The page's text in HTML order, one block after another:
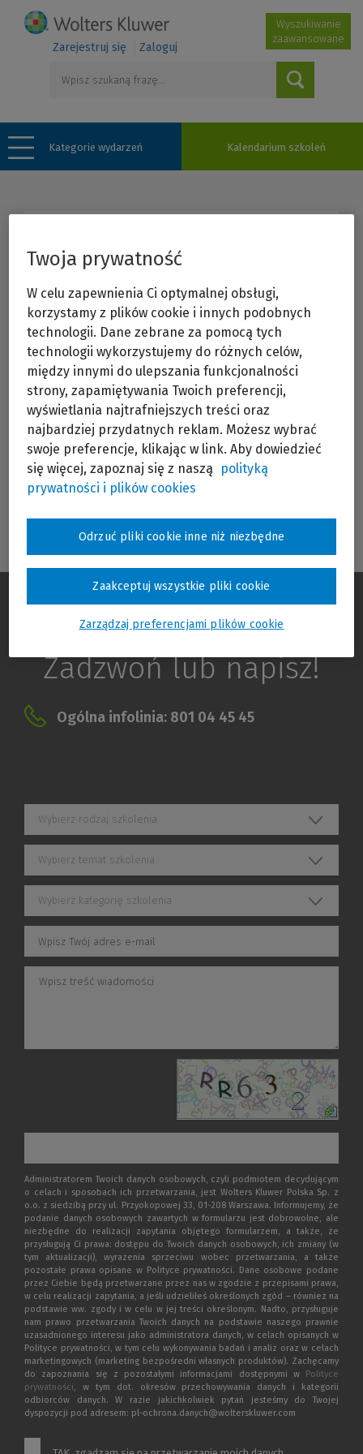
Zarejestruj się Zaloguj
Wyszukiwanie
zaawansowane
Kategorie wydarzeń Kalendarium szkoleń
Strona dostępna tylko
dla zalogowanych
użytkowników.
Jeśli jeszcze nie masz swojego konta w
serwisie, możesz zarejestrować siętutaj
Przypomnij hasło
Masz pytania?
Zadzwoń lub napisz!
Ogólna infolinia: 801 04 45 45
Wybierz rodzaj szkolenia
Wybierz temat szkolenia
Wybierz kategorię szkolenia
Administratorem Twoich danych osobowych, czyli podmiotem decydującym
o celach i sposobach ich przetwarzania, jest Wolters Kluwer Polska Sp. z
o.o. z siedzibą przy ul. Przyokopowej 33, 01-208 Warszawa. Informujemy, że
podanie danych osobowych zawartych w formularzu jest dobrowolne, ale
niezbędne do realizacji zapytania objętego formularzem, a także, że
przysługują Ci prawa: dostępu do Twoich danych osobowych, ich zmiany (w
tym aktualizacji), wyrażenia sprzeciwu wobec przetwarzania, a także
pozostałe prawa opisane w Polityce prywatności. Dane osobowe podane
przez Ciebie będą przetwarzane przez nas w zgodzie z przepisami prawa,
w celu realizacji zapytania, a jeśli udzieliłeś określonych zgód – również na
podstawie ww. zgody i w celu w jej treści określonym. Nadto, przysługuje
nam prawo przetwarzania Twoich danych na podstawie naszego prawnie
uzasadnionego interesu jako administratora danych, w celach opisanych w
Polityce prywatności, w tym celu wykonywania badań i analiz oraz w celach
marketingowych (marketing bezpośredni własnych produktów). Zachęcamy
do zapoznania się z pozostałymi informacjami dostępnymi w Polityce
prywatności, w tym dot. okresów przechowywania danych i kategorii
odbiorców danych. W razie jakichkolwiek pytań jesteśmy do Twojej
dyspozycji pod adresem: pl-ochrona.danych@wolterskluwer.com
Twoja prywatność
W celu zapewnienia Ci optymalnej obsługi,
korzystamy z plików cookie i innych podobnych
technologii. Dane zebrane za pomocą tych
technologii wykorzystujemy do różnych celów,
między innymi do ulepszania funkcjonalności
strony, zapamiętywania Twoich preferencji,
wyświetlania najtrafniejszych treści oraz
najbardziej przydatnych reklam. Możesz wybrać
swoje preferencje, klikając w link. Aby dowiedzieć
się więcej, zapoznaj się z naszą
polityką
prywatności i plików cookies
Zarządzaj preferencjami plików cookie
Odrzuć pliki cookie inne niż niezbędne
Zaakceptuj wszystkie pliki cookie